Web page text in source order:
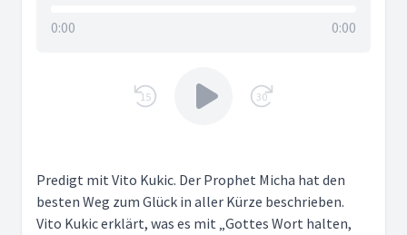
0:00 0:00
15 30
Predigt mit Vito Kukic. Der Prophet Micha hat den
besten Weg zum Glück in aller Kürze beschrieben.
Vito Kukic erklärt, was es mit „Gottes Wort halten,